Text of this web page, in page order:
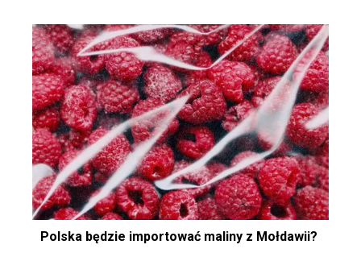
Polska będzie importować maliny z Mołdawii?